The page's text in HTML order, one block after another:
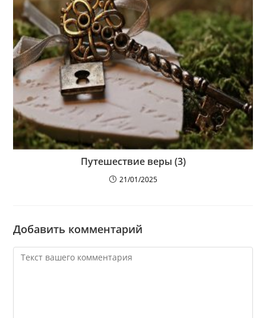
Путешествие веры (3)
21/01/2025
Добавить комментарий